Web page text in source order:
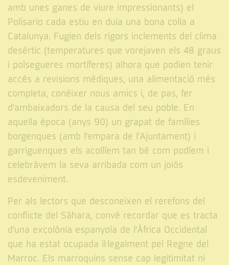
amb unes ganes de viure impressionants) el
Polisario cada estiu en duia una bona colla a
Catalunya. Fugien dels rigors inclements del clima
desèrtic (temperatures que vorejaven els 48 graus
i polsegueres mortíferes) alhora que podien tenir
accés a revisions mèdiques, una alimentació més
completa, conèixer nous amics i, de pas, fer
d'ambaixadors de la causa del seu poble. En
aquella època (anys 90) un grapat de famílies
borgenques (amb l'empara de l'Ajuntament) i
garriguenques els acollíem tan bé com podíem i
celebràvem la seva arribada com un joiós
esdeveniment.
Per als lectors que desconeixen el rerefons del
conflicte del Sàhara, convé recordar que es tracta
d'una excolònia espanyola de l'Àfrica Occidental
que ha estat ocupada il·legalment pel Regne del
Marroc. Els marroquins sense cap legitimitat ni